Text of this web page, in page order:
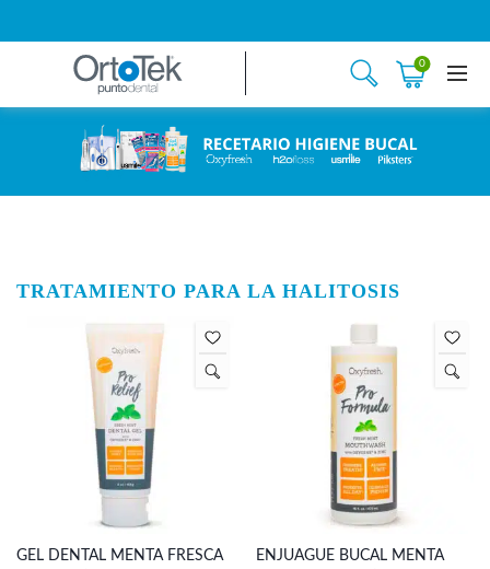
0
TRATAMIENTO PARA LA HALITOSIS
GEL DENTAL MENTA FRESCA
ENJUAGUE BUCAL MENTA